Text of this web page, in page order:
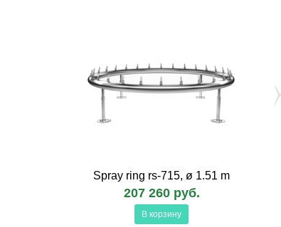
Spray ring rs-715, ø 1.51 m
207 260 руб.
В корзину